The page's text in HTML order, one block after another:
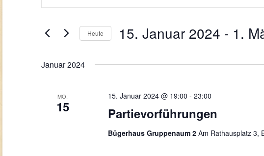
Navigation
Veranstaltungen
Schlüsselwort.
Heute 15. Januar 2024 - 1.
Januar 2024
MO.
15 Partievorführungen
15. Januar 2024 @ 19:00 - 23:00
Bügerhaus Gruppenaum 2 Am Rathausplatz 3,